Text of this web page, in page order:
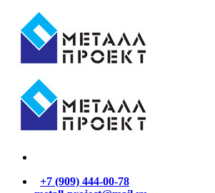
+7 (909) 444-00-78